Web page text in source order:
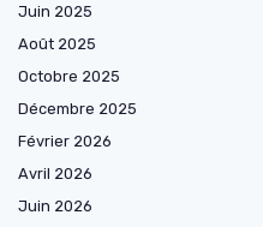
Juin 2025
Août 2025
Octobre 2025
Décembre 2025
Février 2026
Avril 2026
Juin 2026